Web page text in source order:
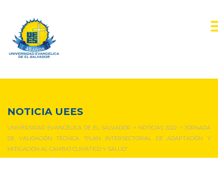
NOTICIA UEES
UNIVERSIDAD EVANGÉLICA DE EL SALVADOR > NOTICIAS 2022>JORNADA
DE VALIDACIÓN TÉCNICA “PLAN INTERSECTORIAL DE ADAPTACIÓN Y
MITIGACIÓN AL CAMBIO CLIMÁTICO Y SALUD”